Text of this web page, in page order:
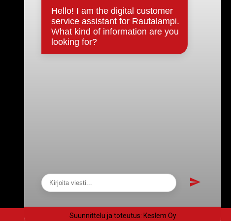
Päätökset, esityslistat & pöytäkirjat
Hallinto
Kunnanhallitus
Kunnanvaltuusto